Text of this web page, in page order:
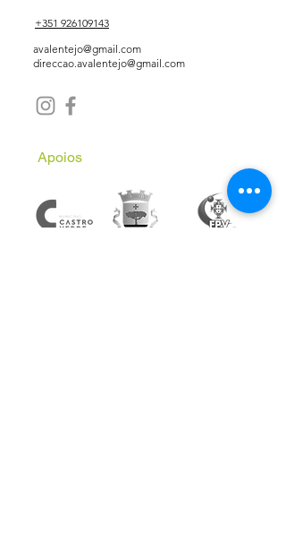
+351 926109143
avalentejo@gmail.com
direccao.avalentejo@gmail.com
Apoios